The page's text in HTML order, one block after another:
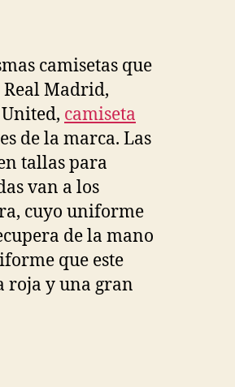
camisetas que
Madrid,
camiseta
de la marca. Las
tallas para
van a los
cuyo uniforme
de la mano
que este
roja y una gran